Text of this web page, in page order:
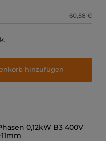
60,58 €
hinzufügen
0,12kW B3 400V